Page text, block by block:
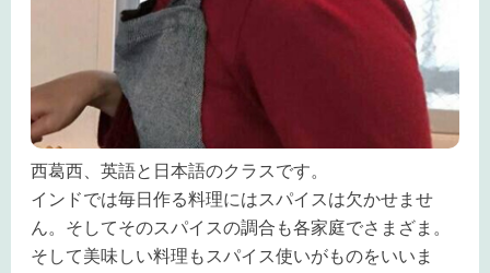
西葛西、英語と日本語のクラスです。
インドでは毎日作る料理にはスパイスは欠かせませ
ん。そしてそのスパイスの調合も各家庭でさまざま。
そして美味しい料理もスパイス使いがものをいいま